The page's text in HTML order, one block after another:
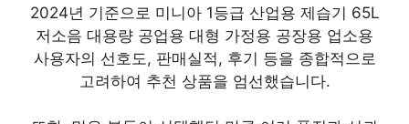
2024년 기준으로 미니아 1등급 산업용 제습기 65L
저소음 대용량 공업용 대형 가정용 공장용 업소용
사용자의 선호도, 판매실적, 후기 등을 종합적으로
고려하여 추천 상품을 엄선했습니다.